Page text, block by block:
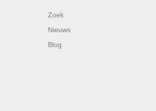
Zoek
Nieuws
Blog